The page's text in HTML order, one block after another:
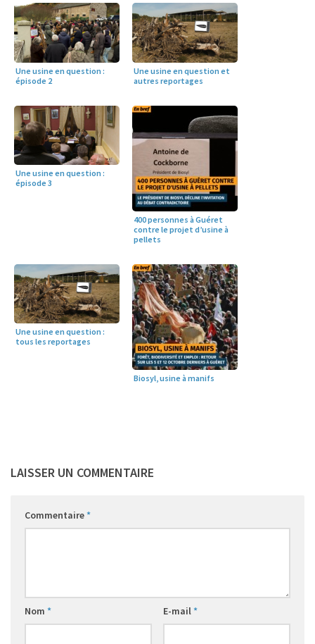
Une usine en question :
épisode 2
Une usine en question et
autres reportages
Une usine en question :
épisode 3
400 personnes à Guéret
contre le projet d’usine à
pellets
Une usine en question :
tous les reportages
Biosyl, usine à manifs
LAISSER UN COMMENTAIRE
Commentaire*
Nom * E-mail *